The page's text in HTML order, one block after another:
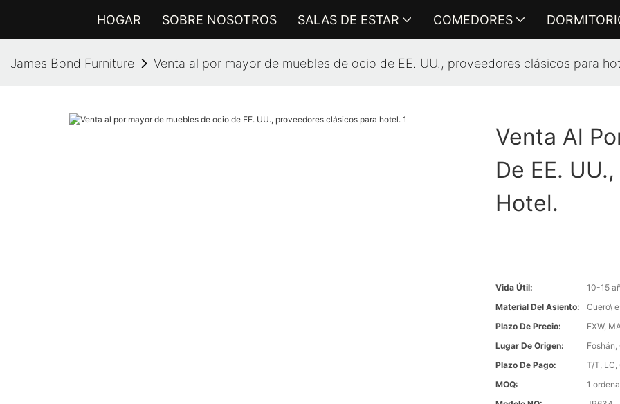
HOGAR SOBRE NOSOTROS SALAS DE ESTAR COMEDORES
James Bond Furniture Venta al por mayor de muebles de ocio de EE. UU., proveedores clásicos para
Venta Al
De EE.
Hotel.
Vida Útil:
10-15
Material Del Asiento:
Cuero\
Plazo De Precio:
EXW,
Lugar De Origen:
Foshán,
Plazo De Pago:
T/T, LC,
MOQ:
1